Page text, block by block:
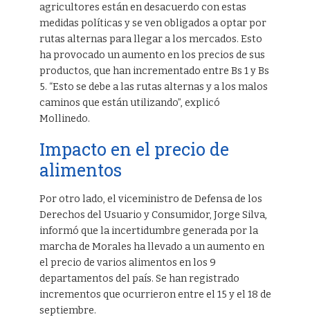
agricultores están en desacuerdo con estas
medidas políticas y se ven obligados a optar por
rutas alternas para llegar a los mercados. Esto
ha provocado un aumento en los precios de sus
productos, que han incrementado entre Bs 1 y Bs
5. “Esto se debe a las rutas alternas y a los malos
caminos que están utilizando”, explicó
Mollinedo.
Impacto en el precio de
alimentos
Por otro lado, el viceministro de Defensa de los
Derechos del Usuario y Consumidor, Jorge Silva,
informó que la incertidumbre generada por la
marcha de Morales ha llevado a un aumento en
el precio de varios alimentos en los 9
departamentos del país. Se han registrado
incrementos que ocurrieron entre el 15 y el 18 de
septiembre.